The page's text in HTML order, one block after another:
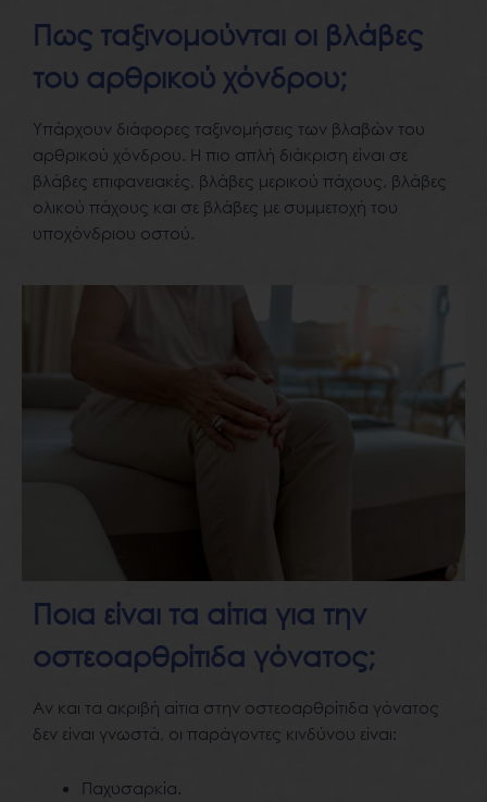
Πως ταξινομούνται οι βλάβες
του αρθρικού χόνδρου;
Υπάρχουν διάφορες ταξινομήσεις των βλαβών του
αρθρικού χόνδρου. Η πιο απλή διάκριση είναι σε
βλάβες επιφανειακές, βλάβες μερικού πάχους, βλάβες
ολικού πάχους και σε βλάβες με συμμετοχή του
υποχόνδριου οστού.
Ποια είναι τα αίτια για την
οστεοαρθρίτιδα γόνατος;
Αν και τα ακριβή αίτια στην οστεοαρθρίτιδα γόνατος
δεν είναι γνωστά, οι παράγοντες κινδύνου είναι:
Παχυσαρκία.